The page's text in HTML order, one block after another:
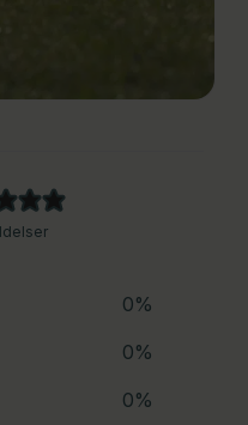
0%
0%
0%